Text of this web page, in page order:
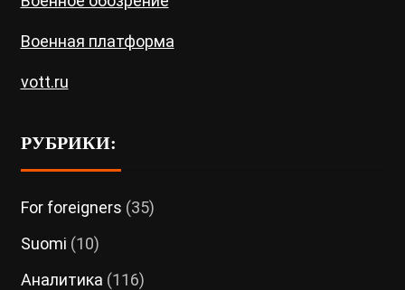
Военная платформа
vott.ru
РУБРИКИ:
For foreigners (35)
Suomi (10)
Аналитика (116)